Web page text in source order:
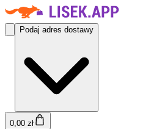
Podaj adres dostawy
0,00 zł